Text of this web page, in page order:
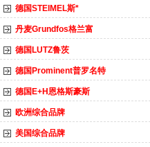
德国STEIMEL斯*
丹麦Grundfos格兰富
德国LUTZ鲁茨
德国Prominent普罗名特
德国E+H恩格斯豪斯
欧洲综合品牌
美国综合品牌